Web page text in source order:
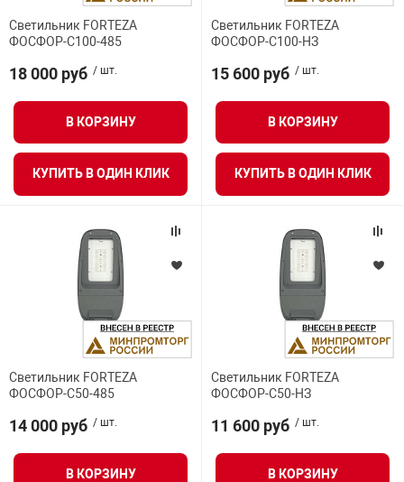
Светильник FORTEZA
ФОСФОР-С100-485
18 000 руб / шт.
В КОРЗИНУ
КУПИТЬ В ОДИН КЛИК
Светильник FORTEZA
ФОСФОР-С100-НЗ
15 600 руб / шт.
В КОРЗИНУ
КУПИТЬ В ОДИН КЛИК
Светильник FORTEZA
ФОСФОР-С50-485
14 000 руб / шт.
В КОРЗИНУ
Светильник FORTEZA
ФОСФОР-С50-НЗ
11 600 руб / шт.
В КОРЗИНУ